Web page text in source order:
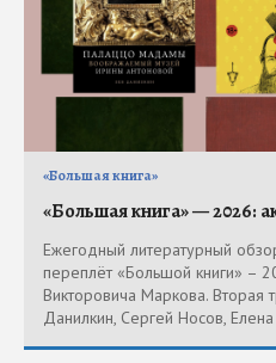
«Большая книга»
«Большая книга» — 2026:
Ежегодный литературный
переплёт «Большой книги» –
Викторовича Маркова. Вторая
Данилкин, Сергей Носов,